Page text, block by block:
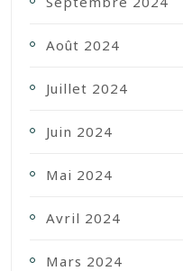
Août 2024
Juillet 2024
Juin 2024
Mai 2024
Avril 2024
Mars 2024